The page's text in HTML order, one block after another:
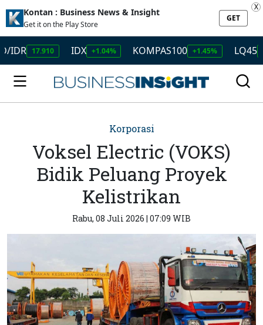
Kontan : Business News & Insight
Get it on the Play Store
GET
X
17.910 IDX +1.04% KOMPAS100 +1.45% LQ45 +1.50%
Korporasi
Voksel Electric (VOKS)
Bidik Peluang Proyek
Kelistrikan
Rabu, 08 Juli 2026 | 07:09 WIB